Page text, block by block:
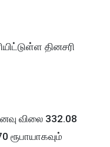
தினசரி
விலை 332.08
ரூபாயாகவும்